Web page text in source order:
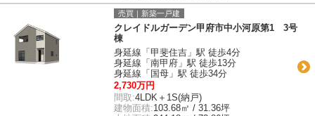
売買｜新築一戸建
クレイドルガーデン甲府市中小河原第1 3号
棟
身延線「甲斐住吉」駅 徒歩4分
身延線「南甲府」駅 徒歩13分
身延線「国母」駅 徒歩34分
2,730万円
間取:4LDK＋1S(納戸)
建物面積:103.68㎡ / 31.36坪